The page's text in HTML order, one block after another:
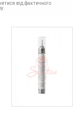
від фактичного